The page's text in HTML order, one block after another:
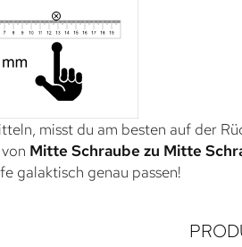
misst du am besten auf der
Mitte Schraube zu Mitte
galaktisch genau passen!